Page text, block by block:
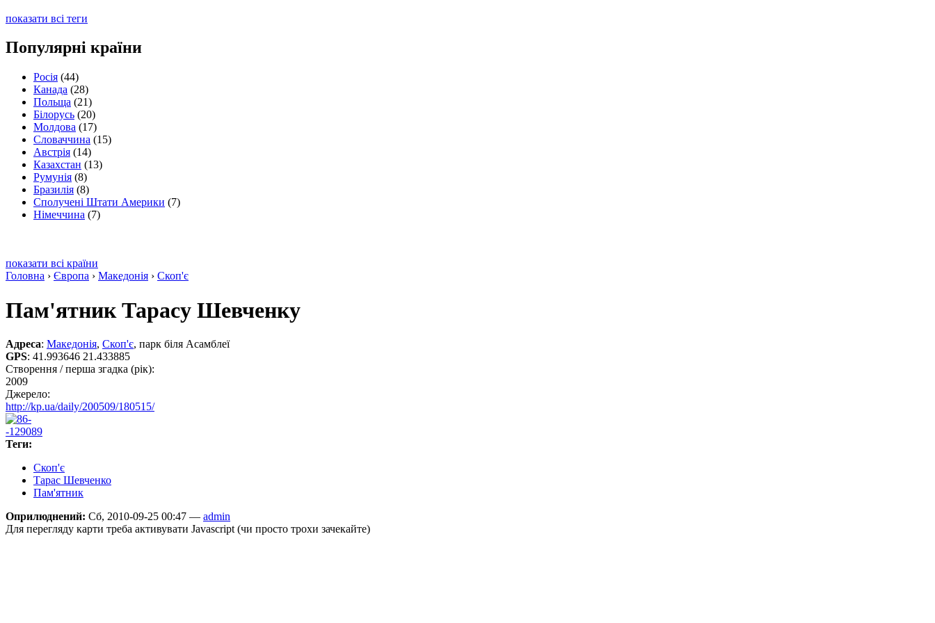
показати всі теги
Популярні країни
Росія (44)
Канада (28)
Польща (21)
Білорусь (20)
Молдова (17)
Словаччина (15)
Австрія (14)
Казахстан (13)
Румунія (8)
Бразилія (8)
Сполучені Штати Америки (7)
Німеччина (7)
показати всі країни
Головна › Європа › Македонія › Скоп'є
Пам'ятник Тарасу Шевченку
Адреса: Македонія, Скоп'є, парк біля Асамблеї
GPS: 41.993646 21.433885
Створення / перша згадка (рік):
2009
Джерело:
http://kp.ua/daily/200509/180515/
Теги:
Скоп'є
Тарас Шевченко
Пам'ятник
Оприлюднений: Сб, 2010-09-25 00:47 — admin
Для перегляду карти треба активувати Javascript (чи просто трохи зачекайте)